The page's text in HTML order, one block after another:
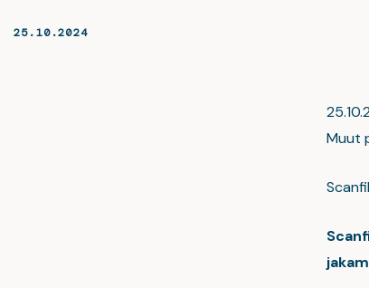
25.10.2024
Muut